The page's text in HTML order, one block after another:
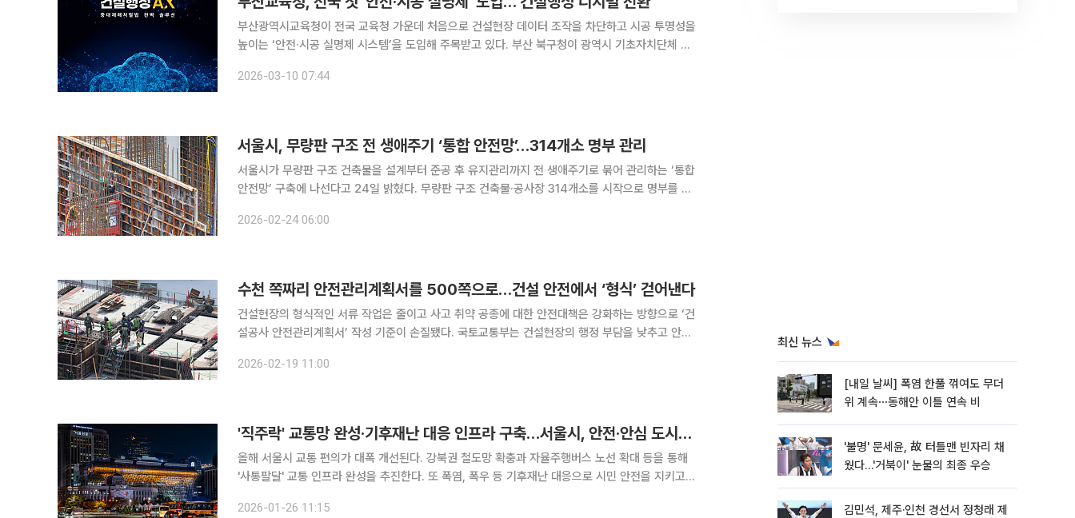
부산광역시교육청이 전국 교육청 가운데 처음으로 건설현장 데이터 조작을 차단하고 시공 투명성을
높이는 ‘안전·시공 실명제 시스템’을 도입해 주목받고 있다. 부산 북구청이 광역시 기초자치단체 최
2026-03-10 07:44
서울시, 무량판 구조 전 생애주기 ‘통합 안전망’…314개소 명부 관리
서울시가 무량판 구조 건축물을 설계부터 준공 후 유지관리까지 전 생애주기로 묶어 관리하는 ‘통합
안전망’ 구축에 나선다고 24일 밝혔다. 무량판 구조 건축물·공사장 314개소를 시작으로 명부를 만
판 구조는 기둥 주변 슬래브에 하중이 집중되는 특성상 철저한 안
2026-02-24 06:00
수천 쪽짜리 안전관리계획서를 500쪽으로…건설 안전에서 ‘형식’ 걷어낸다
건설현장의 형식적인 서류 작업은 줄이고 사고 취약 공종에 대한 안전대책은 강화하는 방향으로 ‘건
설공사 안전관리계획서’ 작성 기준이 손질됐다. 국토교통부는 건설현장의 행정 부담을 낮추고 안전
안전관리계획은 건설기술진흥법 제62조에 따라 시공자가 착공 전 수립
2026-02-19 11:00
'직주락' 교통망 완성·기후재난 대응 인프라 구축…서울시, 안전·안심 도시로 재도약
올해 서울시 교통 편의가 대폭 개선된다. 강북권 철도망 확충과 자율주행버스 노선 확대 등을 통해
'사통팔달' 교통 인프라 완성을 추진한다. 또 폭염, 폭우 등 기후재난 대응으로 시민 안전을 지키고,
‘2026년 신년업무보고’를 열고 교통실, 재난안전실,
2026-01-26 11:15
최신 뉴스
[내일 날씨] 폭염 한풀 꺾여도 무더
위 계속⋯동해안 이틀 연속 비
'불명' 문세윤, 故 터틀맨 빈자리 채
웠다…'거북이' 눈물의 최종 우승
김민석, 제주·인천 경선서 정청래 제